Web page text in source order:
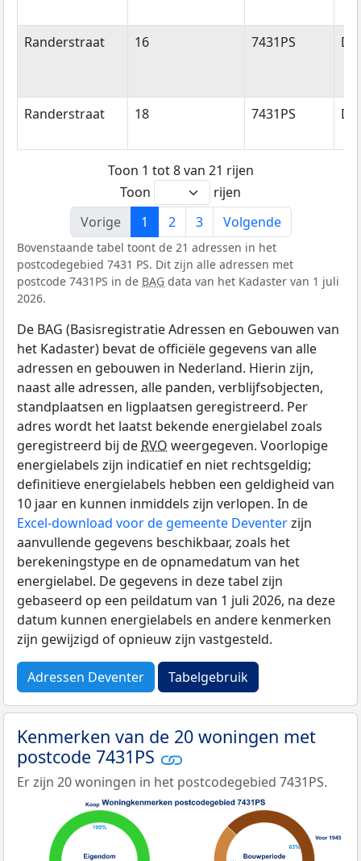
Randerstraat 16 7431PS
Randerstraat 18 7431PS
Toon 1 tot 8 van 21 rijen
Toon
rijen
Vorige
1 2 3 Volgende
Bovenstaande tabel toont de 21 adressen in het
postcodegebied 7431 PS. Dit zijn alle adressen met
postcode 7431PS in de BAG data van het Kadaster van 1 juli
2026.
De BAG (Basisregistratie Adressen en Gebouwen van
het Kadaster) bevat de officiële gegevens van alle
adressen en gebouwen in Nederland. Hierin zijn,
naast alle adressen, alle panden, verblijfsobjecten,
standplaatsen en ligplaatsen geregistreerd. Per
adres wordt het laatst bekende energielabel zoals
geregistreerd bij de RVO weergegeven. Voorlopige
energielabels zijn indicatief en niet rechtsgeldig;
definitieve energielabels hebben een geldigheid van
10 jaar en kunnen inmiddels zijn verlopen. In de
Excel-download voor de gemeente Deventerzijn
aanvullende gegevens beschikbaar, zoals het
berekeningstype en de opnamedatum van het
energielabel. De gegevens in deze tabel zijn
gebaseerd op een peildatum van 1 juli 2026, na deze
datum kunnen energielabels en andere kenmerken
zijn gewijzigd of opnieuw zijn vastgesteld.
Adressen Deventer Tabelgebruik
Kenmerken van de 20 woningen met
postcode 7431PS
Er zijn 20 woningen in het postcodegebied 7431PS.